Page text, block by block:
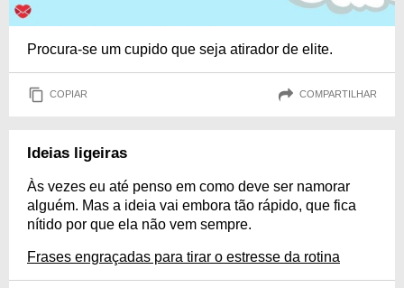
Procura-se um cupido que seja atirador de elite.
COPIAR COMPARTILHAR
Ideias ligeiras
Às vezes eu até penso em como deve ser namorar
alguém. Mas a ideia vai embora tão rápido, que fica
nítido por que ela não vem sempre.
Frases engraçadas para tirar o estresse da rotina